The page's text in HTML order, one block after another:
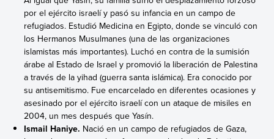
por el ejército israelí y pasó su infancia en un campo de
refugiados. Estudió Medicina en Egipto, donde se vinculó con
los Hermanos Musulmanes (una de las organizaciones
islamistas más importantes). Luchó en contra de la sumisión
árabe al Estado de Israel y promovió la liberación de Palestina
a través de la yihad (guerra santa islámica). Era conocido por
su antisemitismo. Fue encarcelado en diferentes ocasiones y
asesinado por el ejército israelí con un ataque de misiles en
2004, un mes después que Yasín.
Ismail Haniye. Nació en un campo de refugiados de Gaza,